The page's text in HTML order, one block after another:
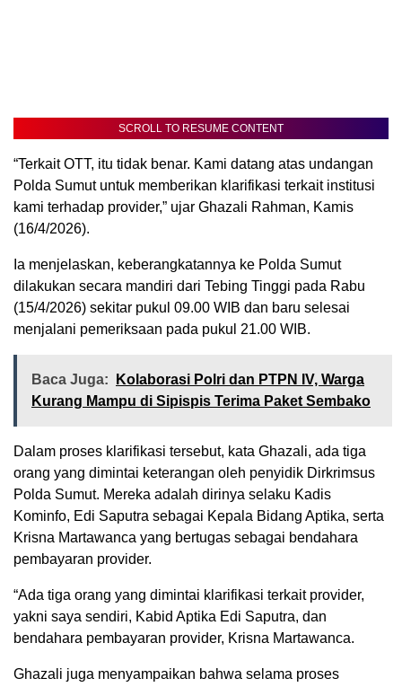
SCROLL TO RESUME CONTENT
“Terkait OTT, itu tidak benar. Kami datang atas undangan
Polda Sumut untuk memberikan klarifikasi terkait institusi
kami terhadap provider,” ujar Ghazali Rahman, Kamis
(16/4/2026).
Ia menjelaskan, keberangkatannya ke Polda Sumut
dilakukan secara mandiri dari Tebing Tinggi pada Rabu
(15/4/2026) sekitar pukul 09.00 WIB dan baru selesai
menjalani pemeriksaan pada pukul 21.00 WIB.
Baca Juga:
Kolaborasi Polri dan PTPN IV, Warga
Kurang Mampu di Sipispis Terima Paket Sembako
Dalam proses klarifikasi tersebut, kata Ghazali, ada tiga
orang yang dimintai keterangan oleh penyidik Dirkrimsus
Polda Sumut. Mereka adalah dirinya selaku Kadis
Kominfo, Edi Saputra sebagai Kepala Bidang Aptika, serta
Krisna Martawanca yang bertugas sebagai bendahara
pembayaran provider.
“Ada tiga orang yang dimintai klarifikasi terkait provider,
yakni saya sendiri, Kabid Aptika Edi Saputra, dan
bendahara pembayaran provider, Krisna Martawanca.
Ghazali juga menyampaikan bahwa selama proses